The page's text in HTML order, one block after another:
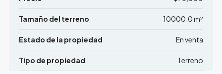
Tamaño del terreno 10000.0 m²
Estado de la propiedad En venta
Tipo de propiedad Terreno